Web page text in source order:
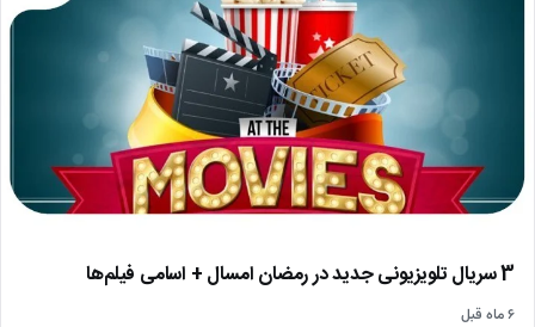
3 سریال تلویزیونی جدید در رمضان امسال + اسامی فیلم‌ها
۶ ماه قبل